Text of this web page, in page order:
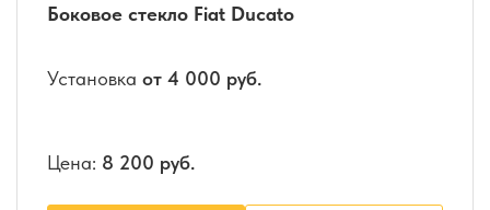
Боковое стекло Fiat Ducato
Установка от 4 000 руб.
Цена: 8 200 руб.